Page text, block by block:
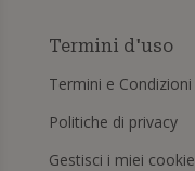
Termini d'uso
Termini e Condizioni
Politiche di privacy
Gestisci i miei cookie